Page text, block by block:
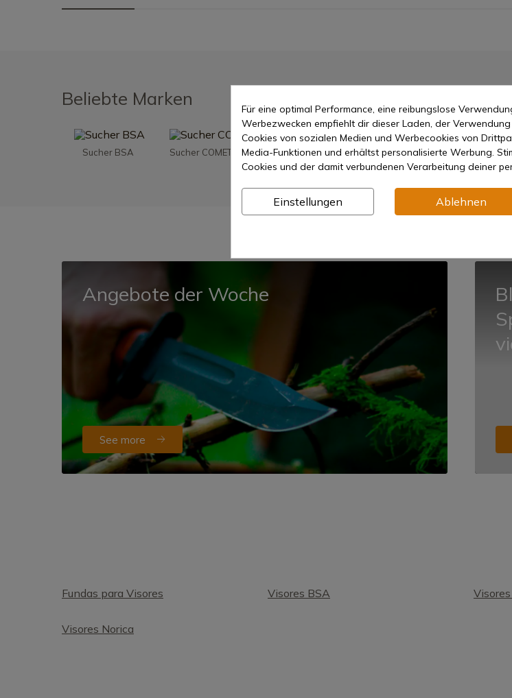
Beliebte Marken
Sucher BSA Sucher COMETA
Sucher-
Halterungen
Sucher Gamo Sucher
Angebote der Woche
See more
Fundas para Visores Visores BSA
Visores Norica
Für eine optimal Performance, eine reibungslose
Werbezwecken empfiehlt dir dieser Laden, der
Cookies von sozialen Medien und Werbecookies von
Media-Funktionen und erhältst personalisierte Werbung.
Cookies und der damit verbundenen Verarbeitung deiner
Einstellungen Ablehnen